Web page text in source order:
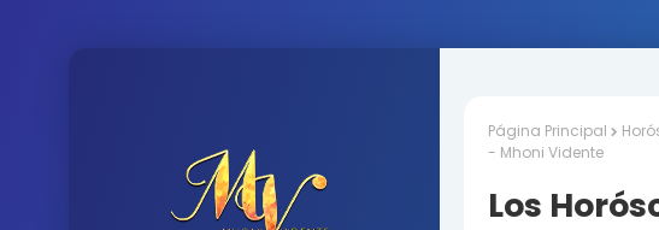
Página Principal
- Mhoni Vidente
Los